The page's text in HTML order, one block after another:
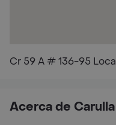
Cr 59 A # 136-95
Acerca de